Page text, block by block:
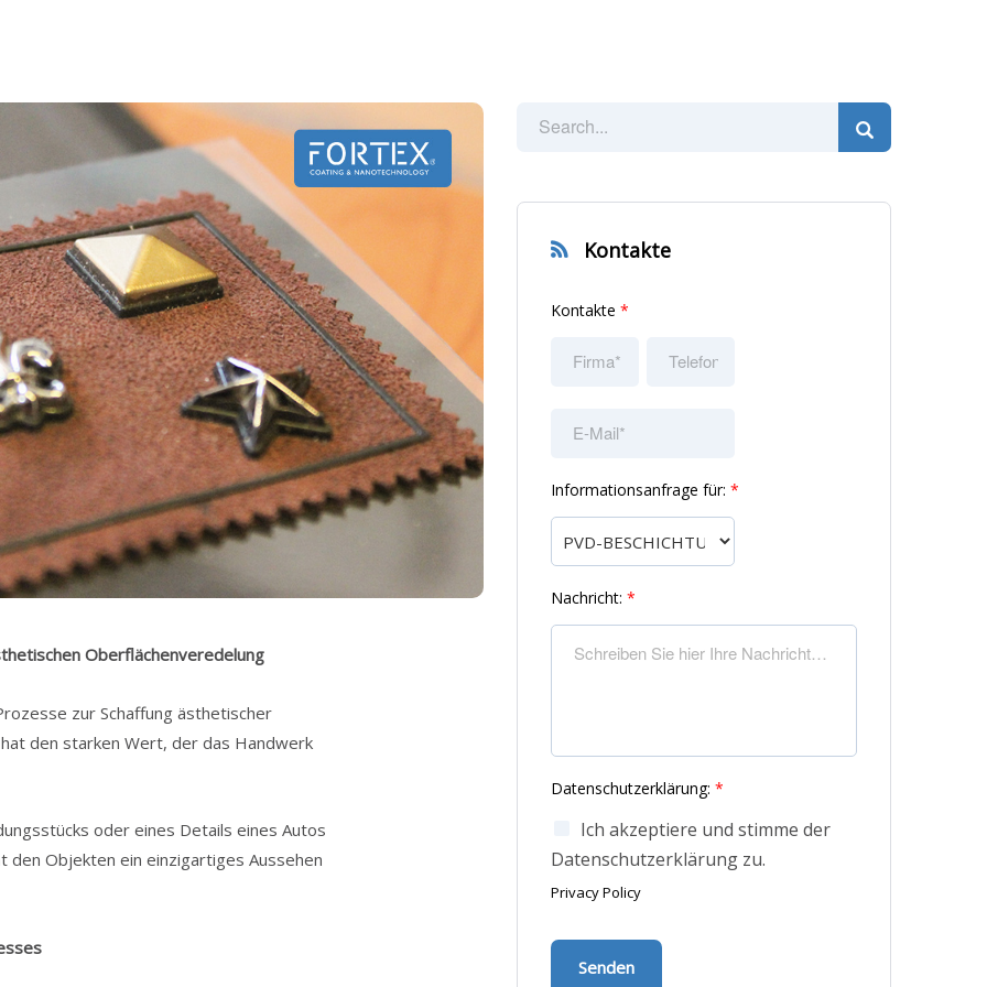
Kontakte
Kontakte *
Informationsanfrage für: *
Nachricht: *
Datenschutzerklärung: *
Ich akzeptiere und stimme der
Datenschutzerklärung zu.
Privacy Policy
Senden
Oberflächenveredelung
zur Schaffung ästhetischer
den starken Wert, der das Handwerk
oder eines Details eines Autos
den Objekten ein einzigartiges Aussehen